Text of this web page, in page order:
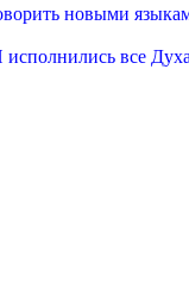
новыми
все